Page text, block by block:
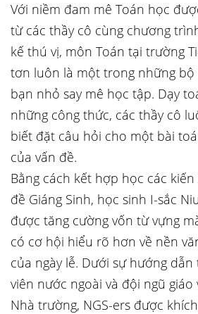
Với niềm đam mê Toán học
từ các thầy cô cùng chương
kế thú vị, môn Toán tại trường
tơn luôn là một trong những bộ
bạn nhỏ say mê học tập. Dạy
những công thức, các thầy cô
biết đặt câu hỏi cho một bài
của vấn đề.
Bằng cách kết hợp học các
đề Giáng Sinh, học sinh I-sắc
được tăng cường vốn từ vựng
có cơ hội hiểu rõ hơn về nền
của ngày lễ. Dưới sự hướng
viên nước ngoài và đội ngũ giáo
Nhà trường, NGS-ers được